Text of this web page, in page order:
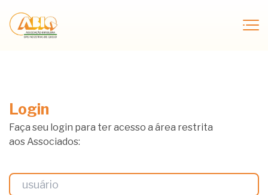
Login
Faça seu login para ter acesso a área restrita
aos Associados: